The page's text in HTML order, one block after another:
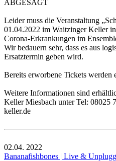
ABGESAGT
Leider muss die Veranstaltung
01.04.2022 im Waitzinger Keller
Corona-Erkrankungen im
Wir bedauern sehr, dass es aus
Ersatztermin geben wird.
Bereits erworbene Tickets werden
Weitere Informationen sind
Keller Miesbach unter Tel: 08025
keller.de
02.04. 2022
Bananafishbones | Live &